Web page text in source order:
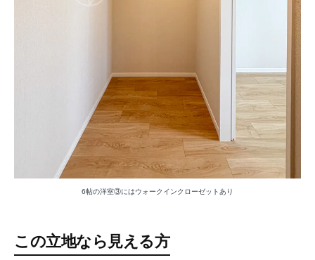
6帖の洋室③にはウォークインクローゼットあり
この立地なら見える方